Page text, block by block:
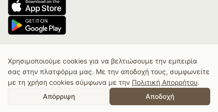
© 2025 Well Be By Nadia Boule. All rights Reserved.
Αγορά Συνδρομής Αγορά Κάρτας Δώρου
Χρησιμοποιούμε cookies για να βελτιώσουμε την εμπειρία
σας στην πλατφόρμα μας. Με την αποδοχή τους, συμφωνείτε
με τη χρήση cookies σύμφωνα με την Πολιτική Απορρήτου.
Απόρριψη
Αποδοχή